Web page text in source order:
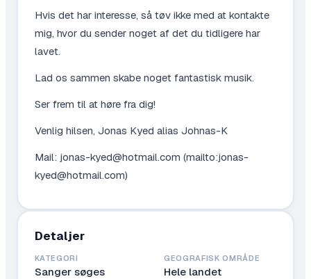
Hvis det har interesse, så tøv ikke med at kontakte
mig, hvor du sender noget af det du tidligere har
lavet.
Lad os sammen skabe noget fantastisk musik.
Ser frem til at høre fra dig!
Venlig hilsen, Jonas Kyed alias Johnas-K
Mail: jonas-kyed@hotmail.com (mailto:jonas-
kyed@hotmail.com)
Detaljer
KATEGORI
Sanger søges
GEOGRAFISK OMRÅDE
Hele landet